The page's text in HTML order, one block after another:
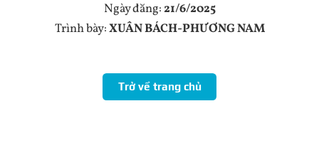
Ngày đăng: 21/6/2025
Trình bày:XUÂN BÁCH-PHƯƠNG NAM
Trở về trang chủ